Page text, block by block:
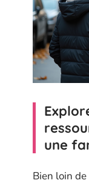
une
Bien loin